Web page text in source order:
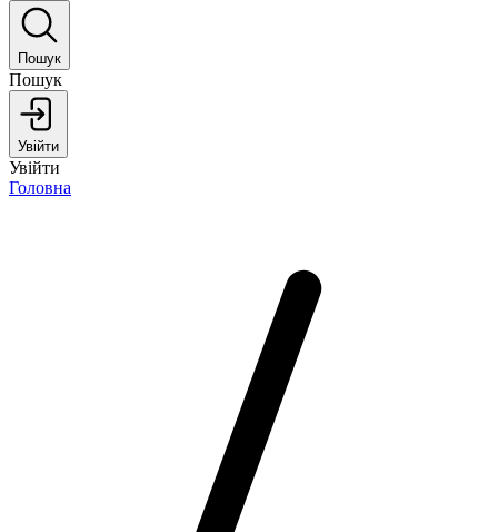
Пошук
Пошук
Увійти
Увійти
Головна